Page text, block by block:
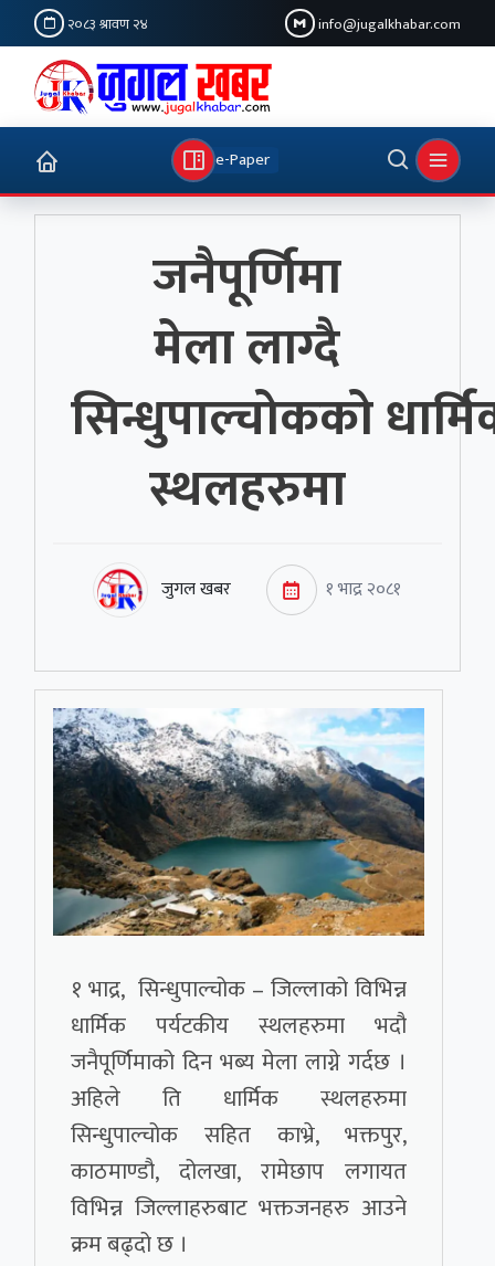
२०८३ श्रावण २४ info@jugalkhabar.com
e-Paper
जनैपूर्णिमा
मेला लाग्दै
सिन्धुपाल्चोकको
स्थलहरुमा
जुगल खबर १ भाद्र २०८१
१ भाद्र, सिन्धुपाल्चोक – जिल्लाको विभिन्न
धार्मिक पर्यटकीय स्थलहरुमा भदौ
जनैपूर्णिमाको दिन भब्य मेला लाग्ने गर्दछ ।
अहिले ति धार्मिक स्थलहरुमा
सिन्धुपाल्चोक सहित काभ्रे, भक्तपुर,
काठमाण्डौ, दोलखा, रामेछाप लगायत
विभिन्न जिल्लाहरुबाट भक्तजनहरु आउने
क्रम बढ्दो छ ।